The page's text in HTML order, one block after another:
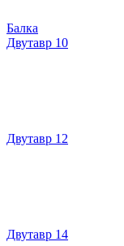
Балка
Двутавр 10
Двутавр 12
Двутавр 14